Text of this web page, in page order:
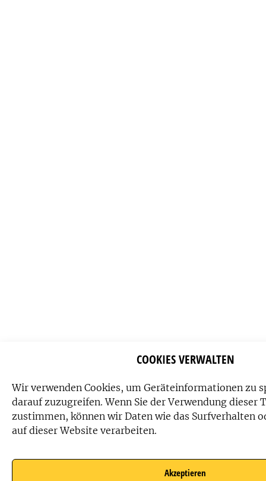
COOKIES VERWALTEN
Wir verwenden Cookies, um Geräteinformationen zu
darauf zuzugreifen. Wenn Sie der Verwendung dieser
zustimmen, können wir Daten wie das Surfverhalten
auf dieser Website verarbeiten.
Akzeptieren